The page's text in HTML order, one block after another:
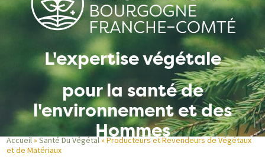
L'expertise végétale
pour la santé de
l'environnement et des
Hommes
Accueil Santé Du Végétal
Producteurs et Revendeurs de Végétaux
et de Matériaux